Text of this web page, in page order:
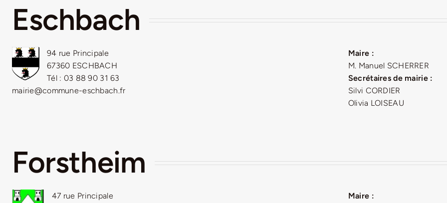
Eschbach
94 rue Principale
67360 ESCHBACH
Tél : 03 88 90 31 63
mairie@commune-eschbach.fr
Maire :
M. Manuel SCHERRER
Secrétaires de mairie :
Silvi CORDIER
Olivia LOISEAU
Forstheim
47 rue Principale
Maire :